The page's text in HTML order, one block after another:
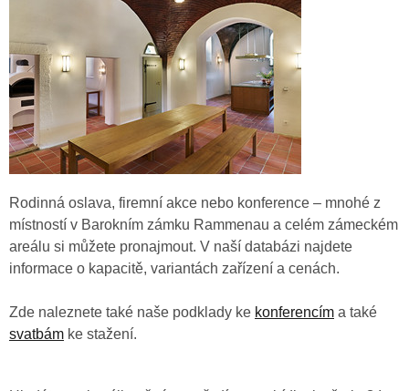
Rodinná oslava, firemní akce nebo konference – mnohé z
místností v Barokním zámku Rammenau a celém zámeckém
areálu si můžete pronajmout. V naší databázi najdete
informace o kapacitě, variantách zařízení a cenách.
Zde naleznete také naše podklady ke konferencím a také
svatbám ke stažení.